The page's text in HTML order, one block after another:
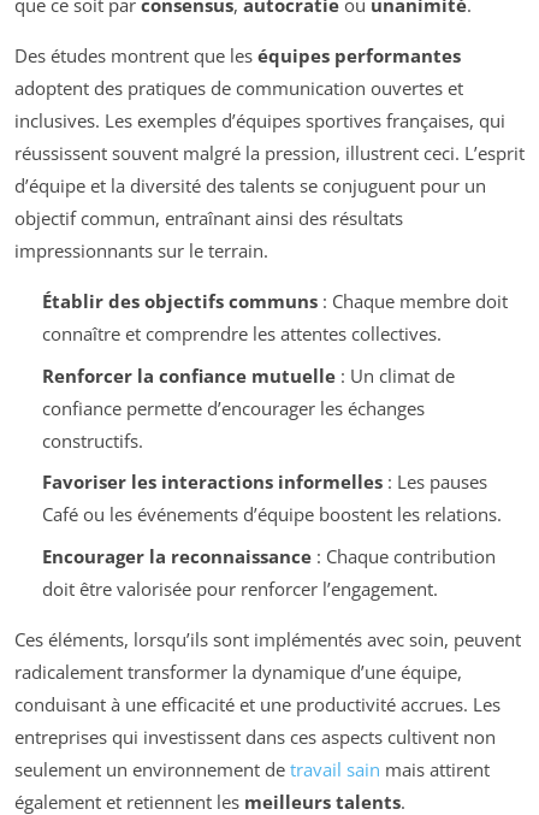
que ce soit par consensus, autocratie ou unanimité.
Des études montrent que les équipes performantes
adoptent des pratiques de communication ouvertes et
inclusives. Les exemples d’équipes sportives françaises, qui
réussissent souvent malgré la pression, illustrent ceci. L’esprit
d’équipe et la diversité des talents se conjuguent pour un
objectif commun, entraînant ainsi des résultats
impressionnants sur le terrain.
Établir des objectifs communs: Chaque membre doit
connaître et comprendre les attentes collectives.
Renforcer la confiance mutuelle: Un climat de
confiance permette d’encourager les échanges
constructifs.
Favoriser les interactions informelles: Les pauses
Café ou les événements d’équipe boostent les relations.
Encourager la reconnaissance: Chaque contribution
doit être valorisée pour renforcer l’engagement.
Ces éléments, lorsqu’ils sont implémentés avec soin, peuvent
radicalement transformer la dynamique d’une équipe,
conduisant à une efficacité et une productivité accrues. Les
entreprises qui investissent dans ces aspects cultivent non
seulement un environnement de travail sain mais attirent
également et retiennent les meilleurs talents.